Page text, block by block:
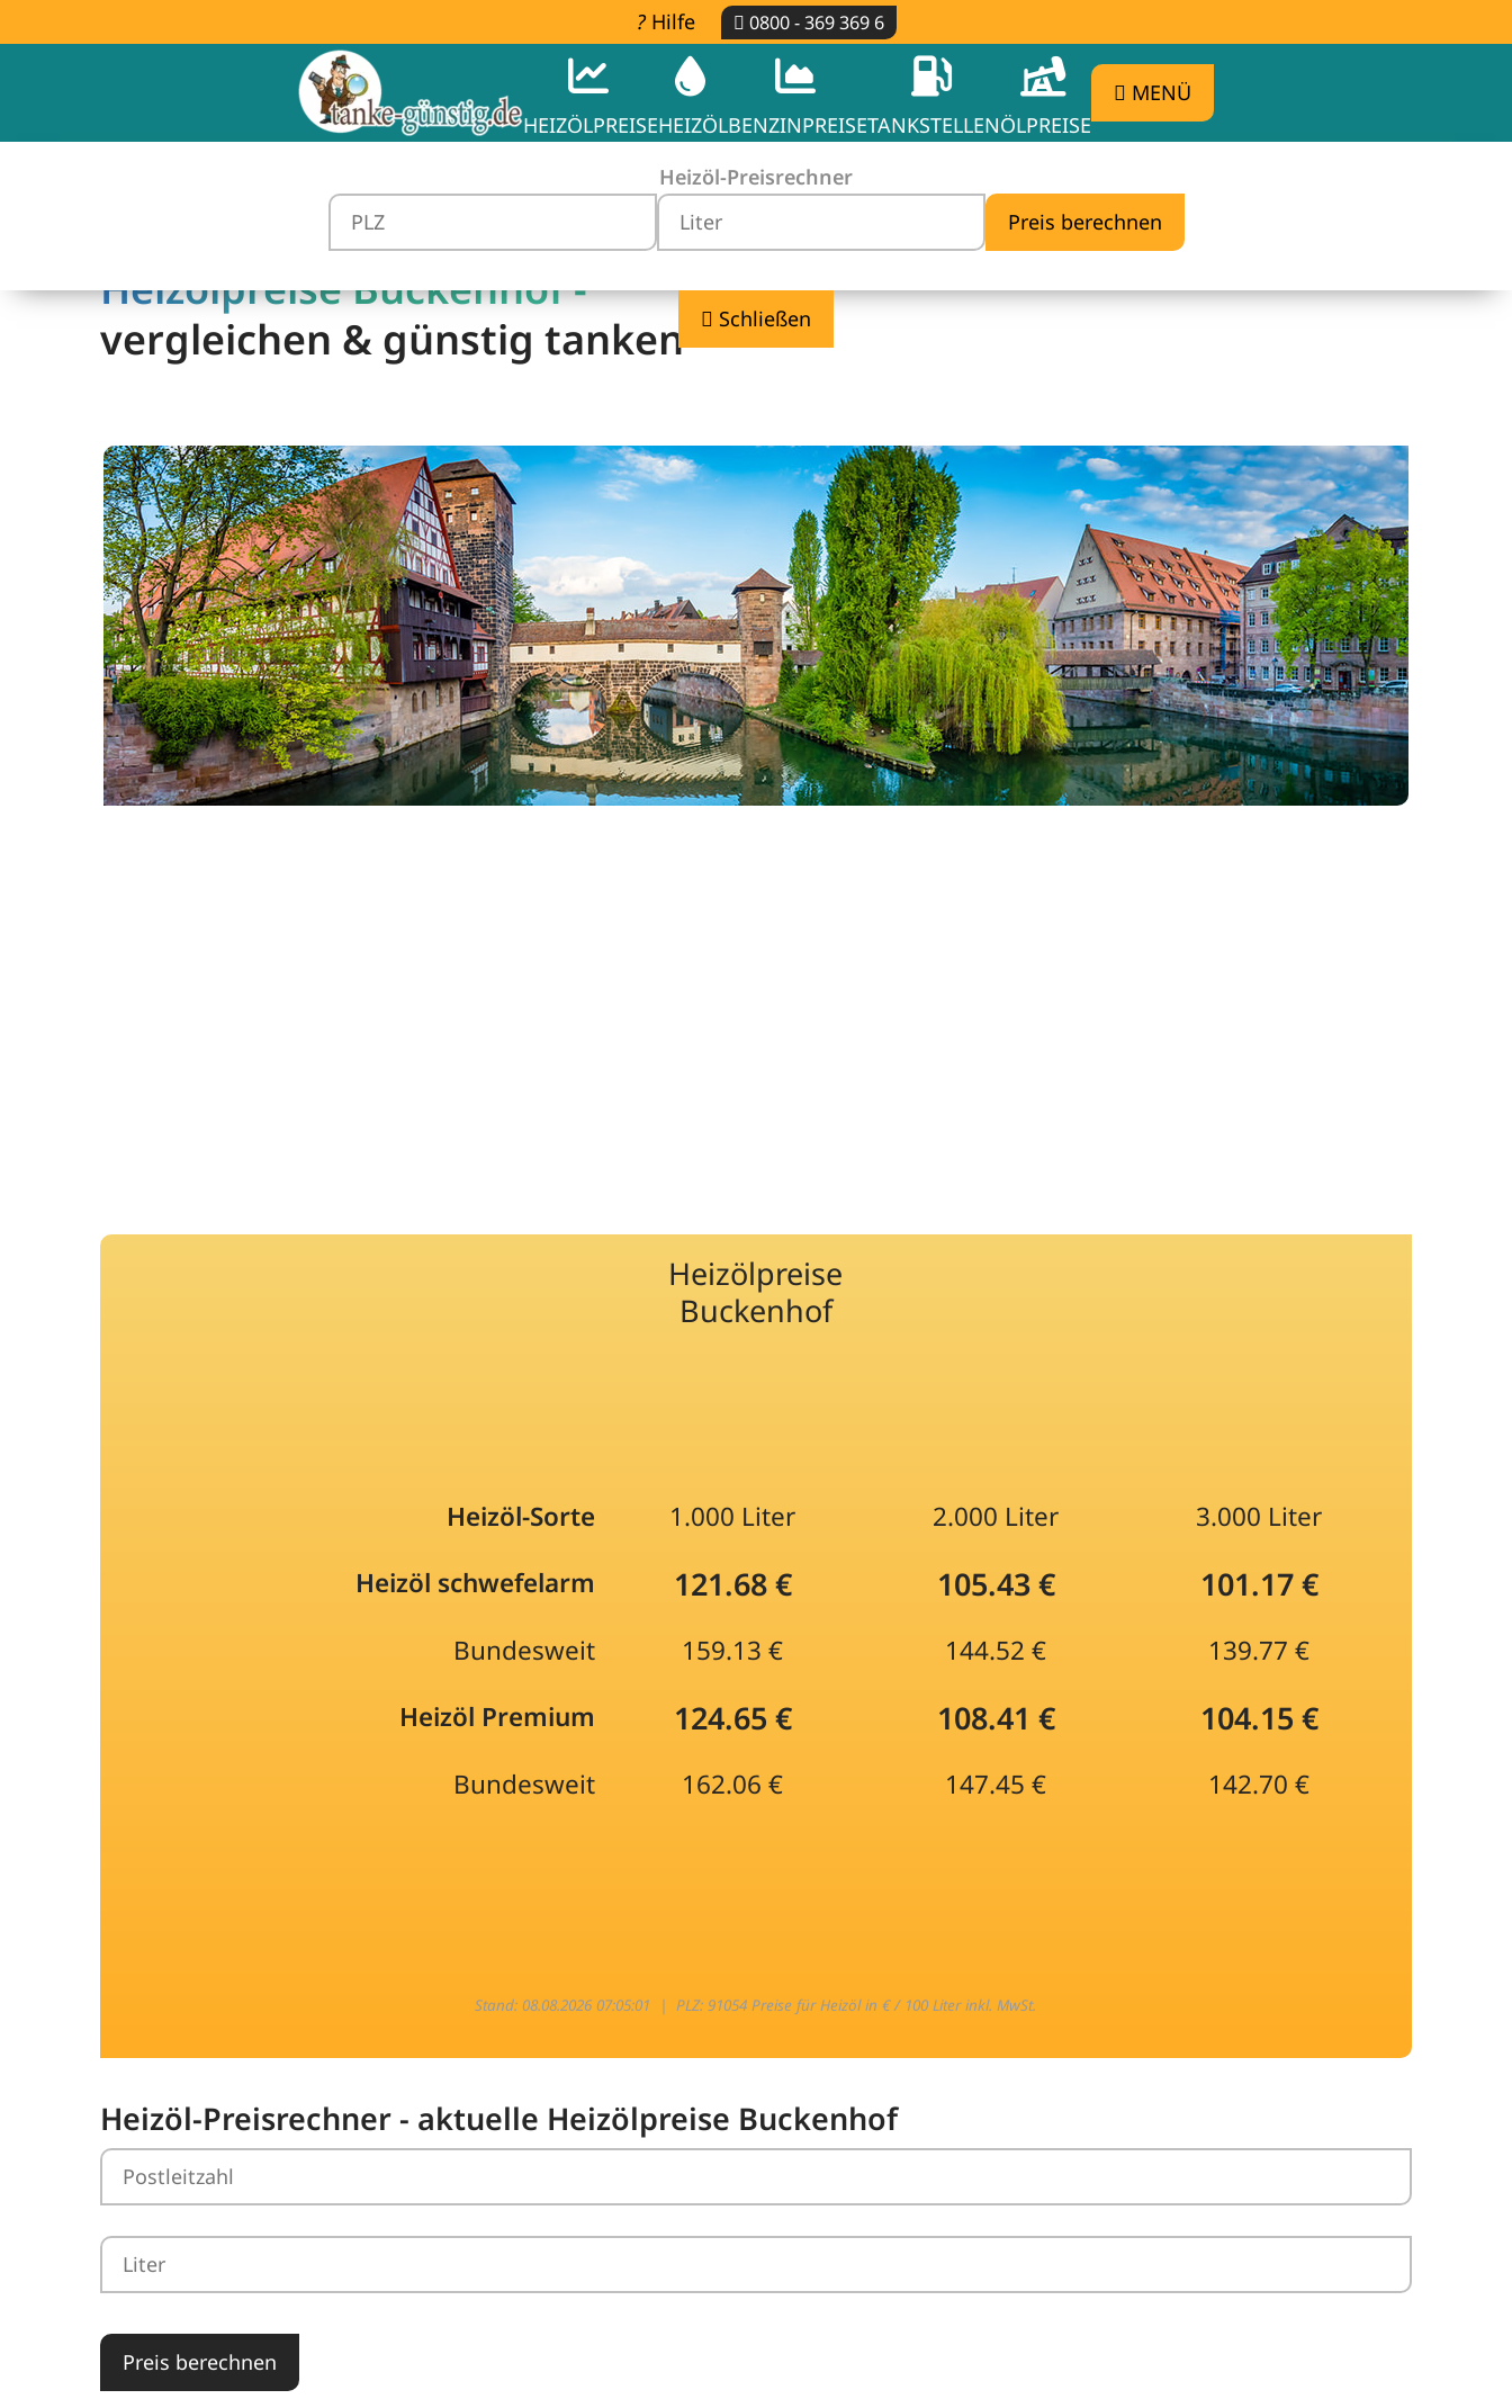
Hilfe 0800 - 369 369 6
HEIZÖLPREISEHEIZÖLBENZINPREISETANKSTELLENÖLPREISE
MENÜ
Heizöl-Preisrechner
Schließen
Heizölpreise Buckenhof -
vergleichen & günstig tanken
Heizölpreise
Buckenhof
Heizöl-Sorte 1.000 Liter 2.000 Liter
3.000 Liter
Heizöl schwefelarm
121.68 € 105.43 € 101.17 €
Bundesweit 159.13 € 144.52 €
139.77 €
Heizöl Premium
124.65 € 108.41 € 104.15 €
Bundesweit 162.06 € 147.45 € 142.70 €
Stand: 08.08.2026 07:05:01 |PLZ: 91054 Preise für Heizöl in € / 100 Liter inkl. MwSt.
Heizöl-Preisrechner - aktuelle Heizölpreise Buckenhof
Preis berechnen